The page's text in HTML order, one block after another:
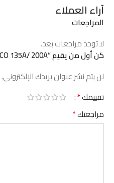
آراء العملاء
المراجعات
لا توجد مراجعات بعد.
كن أول من يقيم “les Poste A Souder orca ECO 135A/ 200A”
لن يتم نشر عنوان بريدك الإلكتروني.
تقييمك*
مراجعتك*